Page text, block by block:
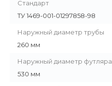
Стандарт
ТУ 1469-001-01297858-98
Наружный диаметр трубы
260 мм
Наружный диаметр футляра
530 мм